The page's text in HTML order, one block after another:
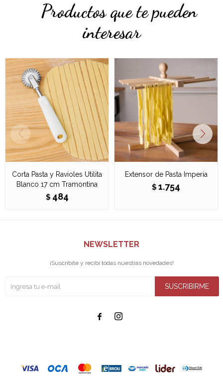
Productos que te pueden
interesar
Corta Pasta y Ravioles Utilita
Blanco 17 cm Tramontina
$ 484
Extensor de Pasta Imperia
$ 1.754
NEWSLETTER
¡Suscribite y recibí todas nuestras novedades!
SUSCRIBIRME
 